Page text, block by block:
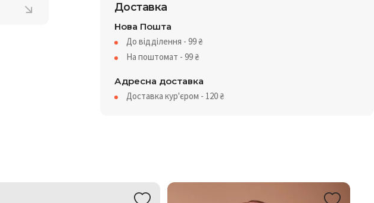
Доставка
Нова Пошта
До відділення - 99₴
На поштомат - 99₴
Адресна доставка
Доставка кур'єром - 120₴